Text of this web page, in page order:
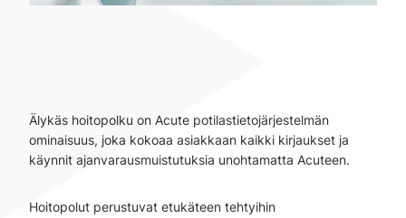
Älykäs hoitopolku on Acute potilastietojärjestelmän
ominaisuus, joka kokoaa asiakkaan kaikki kirjaukset ja
käynnit ajanvarausmuistutuksia unohtamatta Acuteen.
Hoitopolut perustuvat etukäteen tehtyihin